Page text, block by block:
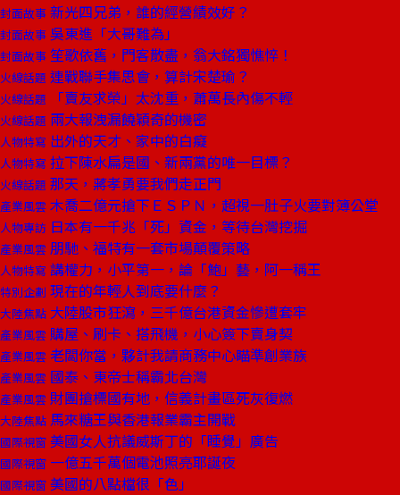
封面故事 新光四兄弟，誰的經營績效好？
封面故事 吳東進「大哥難為」
封面故事 笙歌依舊，門客散盡，翁大銘獨憔悴！
火線話題 連戰聯手集思會，算計宋楚瑜？
火線話題 「賣友求榮」太沈重，蕭萬長內傷不輕
火線話題 兩大報洩漏饒穎奇的機密
人物特寫 出外的天才、家中的白癡
人物特寫 拉下陳水扁是國、新兩黨的唯一目標？
火線話題 那天，蔣孝勇要我們走正門
產業風雲 木喬二億元搶下ＥＳＰＮ，超視一肚子火要對簿公堂
人物專訪 日本有一千兆「死」資金，等待台灣挖掘
產業風雲 朋馳、福特有一套市場顛覆策略
人物特寫 講權力，小平第一，論「鮑」藝，阿一稱王
特別企劃 現在的年輕人到底要什麼？
大陸焦點 大陸股市狂瀉，三千億台港資金慘遭套牢
產業風雲 購屋、刷卡、搭飛機，小心簽下賣身契
產業風雲 老闆你當，夥計我請商務中心瞄準創業族
產業風雲 國泰、東帝士稱霸北台灣
產業風雲 財團搶標國有地，信義計畫區死灰復燃
大陸焦點 馬來糖王與香港報業霸主開戰
國際視窗 美國女人抗議威斯丁的「睡覺」廣告
國際視窗 一億五千萬個電池照亮耶誕夜
國際視窗 美國的八點檔很「色」